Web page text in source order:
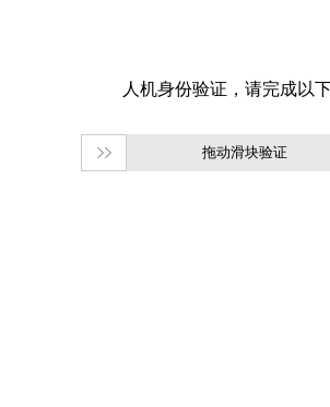
拖动滑块验证